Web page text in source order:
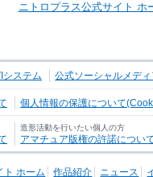
ニトロプラス公式サイト ホ
システム 公式ソーシャルメディ
個人情報の保護について
造形活動を行いたい個人の方
アマチュア版権の許諾につい
ト ホーム 作品紹介 ニュース